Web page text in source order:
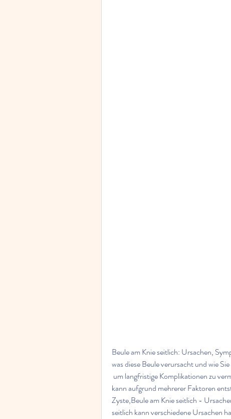
Beule am Knie seitlich: Ursachen,
was diese Beule verursacht und wie
kann aufgrund mehrerer Faktoren
Zyste,Beule am Knie seitlich -
seitlich kann verschiedene Ursachen